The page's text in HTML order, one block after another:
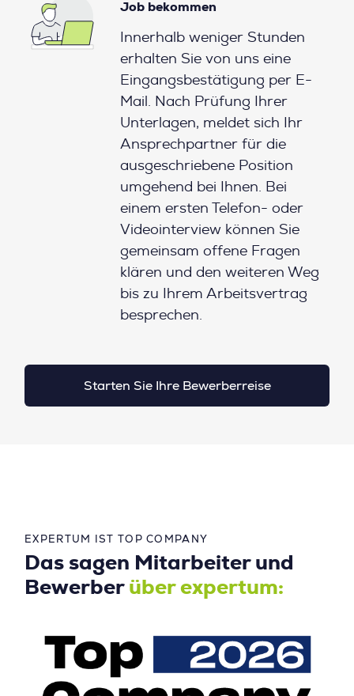
Job bekommen
Innerhalb weniger Stunden
erhalten Sie von uns eine
Eingangsbestätigung per E-
Mail. Nach Prüfung Ihrer
Unterlagen, meldet sich Ihr
Ansprechpartner für die
ausgeschriebene Position
umgehend bei Ihnen. Bei
einem ersten Telefon- oder
Videointerview können Sie
gemeinsam offene Fragen
klären und den weiteren Weg
bis zu Ihrem Arbeitsvertrag
besprechen.
Starten Sie Ihre Bewerberreise
EXPERTUM IST TOP COMPANY
Das sagen Mitarbeiter und
Bewerber über expertum: